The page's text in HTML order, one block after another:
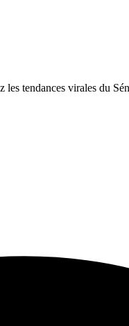
tendances virales du